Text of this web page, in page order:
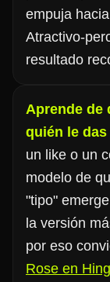
empuja
Atractivo-
resultado
Aprende de
quién le das
un like o un
modelo de
"tipo"
la versión
por eso
Rose en